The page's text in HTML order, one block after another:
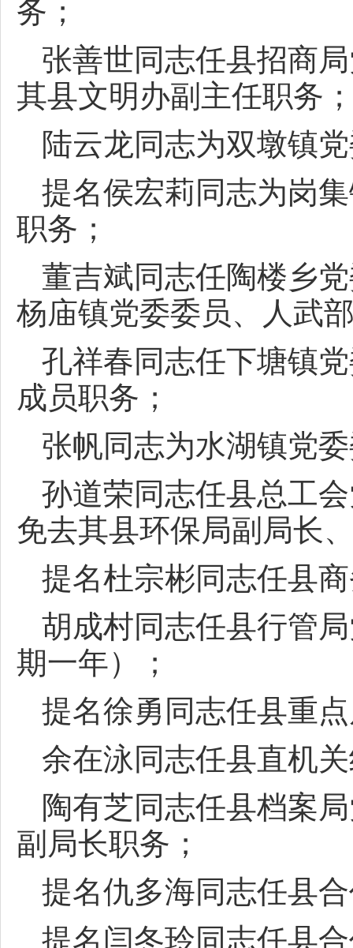
务；
张善世同志任县招商
其县文明办副主任职务
陆云龙同志为双墩镇
提名侯宏莉同志为岗
职务；
董吉斌同志任陶楼乡
杨庙镇党委委员、人武
孔祥春同志任下塘镇
成员职务；
张帆同志为水湖镇党
孙道荣同志任县总工
免去其县环保局副局长
提名杜宗彬同志任县
胡成村同志任县行管
期一年）；
提名徐勇同志任县重
余在泳同志任县直机
陶有芝同志任县档案
副局长职务；
提名仇多海同志任县
提名闫冬玲同志任县